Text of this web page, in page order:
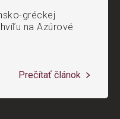
gréckej
na Azúrové
Prečítať článok